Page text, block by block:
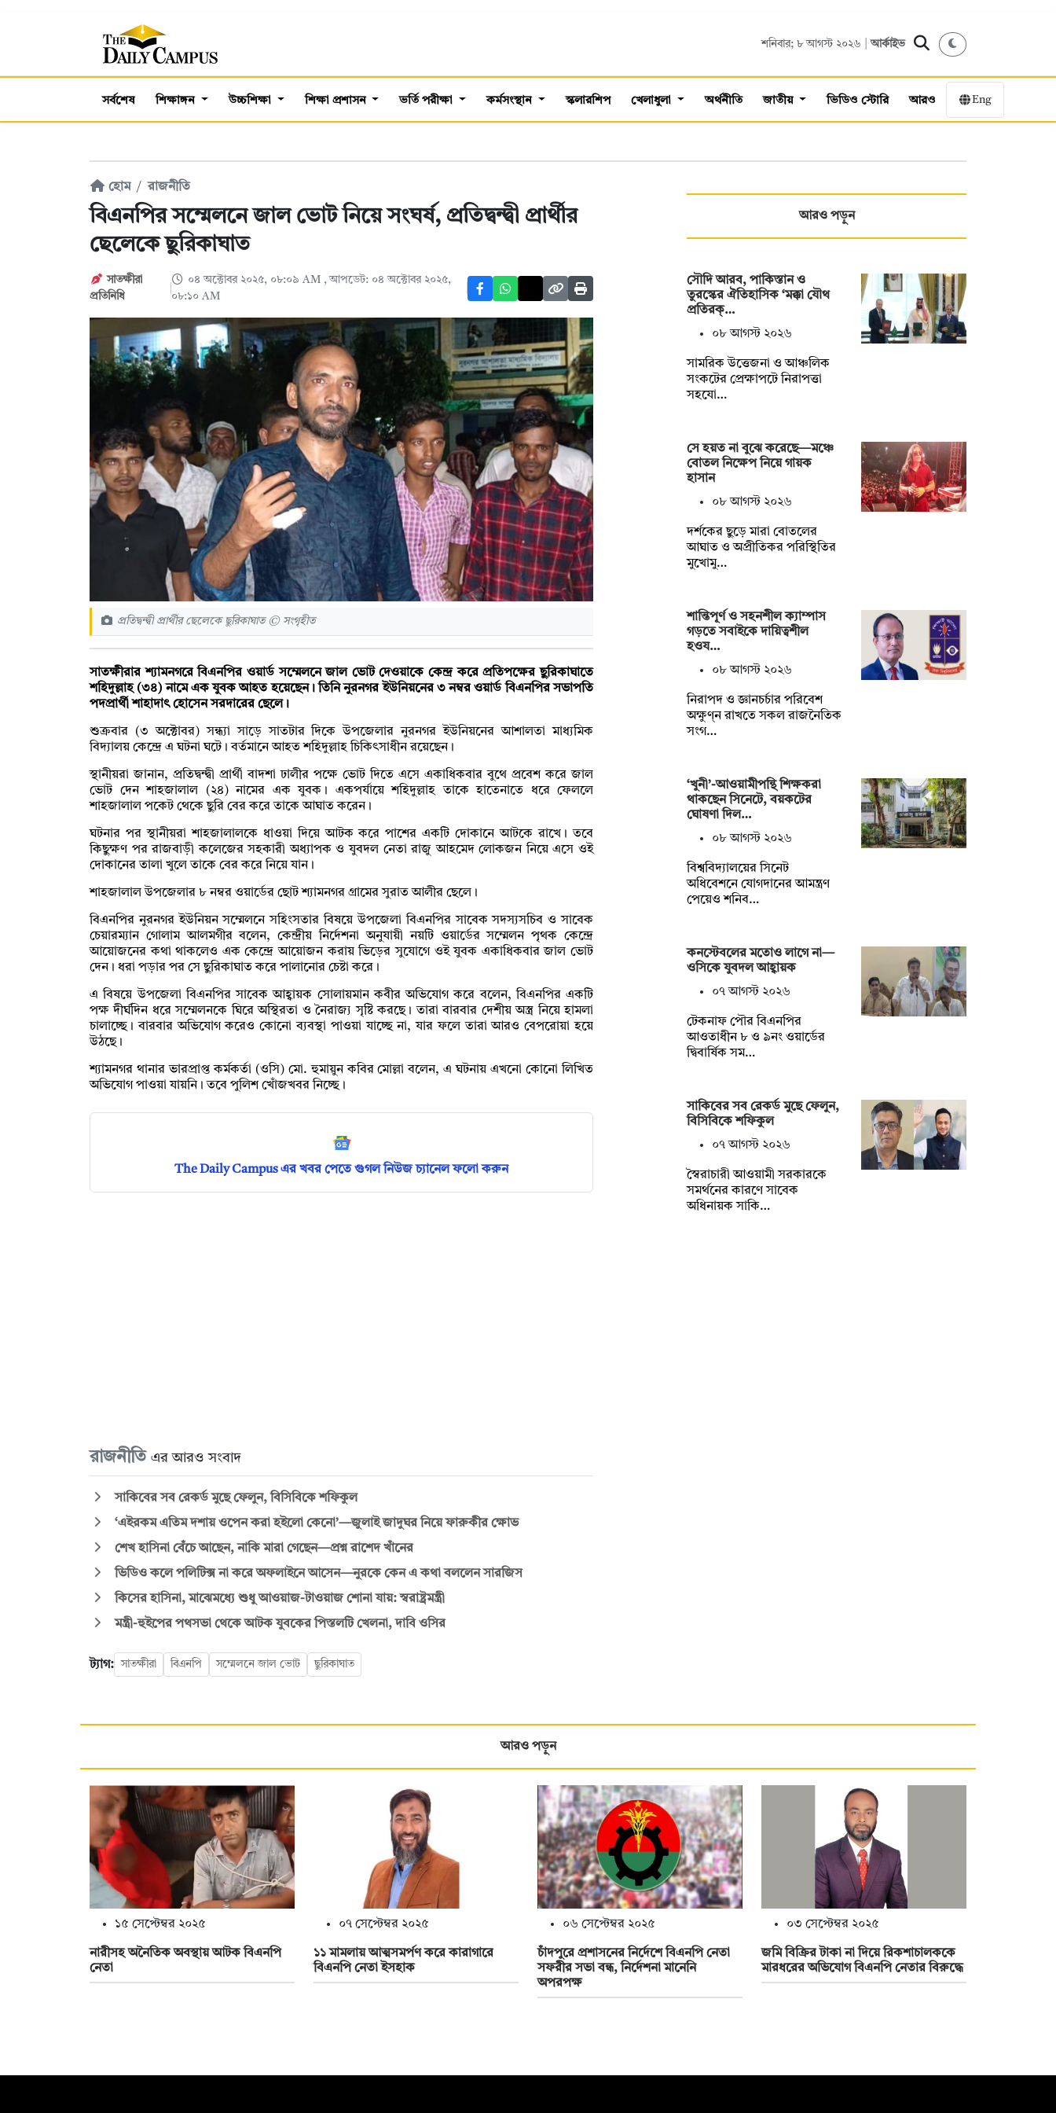
শনিবার; ৮ আগস্ট ২০২৬ |আর্কাইভ
সর্বশেষ শিক্ষাঙ্গন উচ্চশিক্ষা শিক্ষা প্রশাসন ভর্তি পরীক্ষা কর্মসংস্থান স্কলারশিপ খেলাধুলা অর্থনীতি জাতীয় ভিডিও স্টোরি আরও Eng
হোম রাজনীতি
বিএনপির সম্মেলনে জাল ভোট নিয়ে সংঘর্ষ, প্রতিদ্বন্দ্বী প্রার্থীর
ছেলেকে ছুরিকাঘাত
সাতক্ষীরা
প্রতিনিধি
০৪ অক্টোবর ২০২৫, ০৮:০৯ AM , আপডেট: ০৪ অক্টোবর ২০২৫,
০৮:১০ AM
প্রতিদ্বন্দ্বী প্রার্থীর ছেলেকে ছুরিকাঘাত © সংগৃহীত
সাতক্ষীরার শ্যামনগরে বিএনপির ওয়ার্ড সম্মেলনে জাল ভোট দেওয়াকে কেন্দ্র করে প্রতিপক্ষের ছুরিকাঘাতে
শহিদুল্লাহ (৩৪) নামে এক যুবক আহত হয়েছেন। তিনি নুরনগর ইউনিয়নের ৩ নম্বর ওয়ার্ড বিএনপির সভাপতি
পদপ্রার্থী শাহাদাৎ হোসেন সরদারের ছেলে।
শুক্রবার (৩ অক্টোবর) সন্ধ্যা সাড়ে সাতটার দিকে উপজেলার নুরনগর ইউনিয়নের আশালতা মাধ্যমিক
বিদ্যালয় কেন্দ্রে এ ঘটনা ঘটে। বর্তমানে আহত শহিদুল্লাহ চিকিৎসাধীন রয়েছেন।
স্থানীয়রা জানান, প্রতিদ্বন্দ্বী প্রার্থী বাদশা ঢালীর পক্ষে ভোট দিতে এসে একাধিকবার বুথে প্রবেশ করে জাল
ভোট দেন শাহজালাল (২৪) নামের এক যুবক। একপর্যায়ে শহিদুল্লাহ তাকে হাতেনাতে ধরে ফেললে
শাহজালাল পকেট থেকে ছুরি বের করে তাকে আঘাত করেন।
ঘটনার পর স্থানীয়রা শাহজালালকে ধাওয়া দিয়ে আটক করে পাশের একটি দোকানে আটকে রাখে। তবে
কিছুক্ষণ পর রাজবাড়ী কলেজের সহকারী অধ্যাপক ও যুবদল নেতা রাজু আহমেদ লোকজন নিয়ে এসে ওই
দোকানের তালা খুলে তাকে বের করে নিয়ে যান।
শাহজালাল উপজেলার ৮ নম্বর ওয়ার্ডের ছোট শ্যামনগর গ্রামের সুরাত আলীর ছেলে।
বিএনপির নুরনগর ইউনিয়ন সম্মেলনে সহিংসতার বিষয়ে উপজেলা বিএনপির সাবেক সদস্যসচিব ও সাবেক
চেয়ারম্যান গোলাম আলমগীর বলেন, কেন্দ্রীয় নির্দেশনা অনুযায়ী নয়টি ওয়ার্ডের সম্মেলন পৃথক কেন্দ্রে
আয়োজনের কথা থাকলেও এক কেন্দ্রে আয়োজন করায় ভিড়ের সুযোগে ওই যুবক একাধিকবার জাল ভোট
দেন। ধরা পড়ার পর সে ছুরিকাঘাত করে পালানোর চেষ্টা করে।
এ বিষয়ে উপজেলা বিএনপির সাবেক আহ্বায়ক সোলায়মান কবীর অভিযোগ করে বলেন, বিএনপির একটি
পক্ষ দীর্ঘদিন ধরে সম্মেলনকে ঘিরে অস্থিরতা ও নৈরাজ্য সৃষ্টি করছে। তারা বারবার দেশীয় অস্ত্র নিয়ে হামলা
চালাচ্ছে। বারবার অভিযোগ করেও কোনো ব্যবস্থা পাওয়া যাচ্ছে না, যার ফলে তারা আরও বেপরোয়া হয়ে
উঠছে।
শ্যামনগর থানার ভারপ্রাপ্ত কর্মকর্তা (ওসি) মো. হুমায়ুন কবির মোল্লা বলেন, এ ঘটনায় এখনো কোনো লিখিত
অভিযোগ পাওয়া যায়নি। তবে পুলিশ খোঁজখবর নিচ্ছে।
The Daily Campus এর খবর পেতে গুগল নিউজ চ্যানেল ফলো করুন
রাজনীতি এর আরও সংবাদ
সাকিবের সব রেকর্ড মুছে ফেলুন, বিসিবিকে শফিকুল
‘এইরকম এতিম দশায় ওপেন করা হইলো কেনো’—জুলাই জাদুঘর নিয়ে ফারুকীর ক্ষোভ
শেখ হাসিনা বেঁচে আছেন, নাকি মারা গেছেন—প্রশ্ন রাশেদ খাঁনের
ভিডিও কলে পলিটিক্স না করে অফলাইনে আসেন—নুরকে কেন এ কথা বললেন সারজিস
কিসের হাসিনা, মাঝেমধ্যে শুধু আওয়াজ-টাওয়াজ শোনা যায়: স্বরাষ্ট্রমন্ত্রী
মন্ত্রী-হুইপের পথসভা থেকে আটক যুবকের পিস্তলটি খেলনা, দাবি ওসির
ট্যাগ: সাতক্ষীরা বিএনপি সম্মেলনে জাল ভোট ছুরিকাঘাত
আরও পড়ুন
সৌদি আরব, পাকিস্তান ও
তুরস্কের ঐতিহাসিক ‘মক্কা যৌথ
প্রতিরক্…
০৮ আগস্ট ২০২৬
সামরিক উত্তেজনা ও আঞ্চলিক
সংকটের প্রেক্ষাপটে নিরাপত্তা
সহযো…
সে হয়ত না ‍বুঝে করেছে—মঞ্চে
বোতল নিক্ষেপ নিয়ে গায়ক
হাসান
০৮ আগস্ট ২০২৬
দর্শকের ছুড়ে মারা বোতলের
আঘাত ও অপ্রীতিকর পরিস্থিতির
মুখোমু…
শান্তিপূর্ণ ও সহনশীল ক্যাম্পাস
গড়তে সবাইকে দায়িত্বশীল
হওয…
০৮ আগস্ট ২০২৬
নিরাপদ ও জ্ঞানচর্চার পরিবেশ
অক্ষুণ্ন রাখতে সকল রাজনৈতিক
সংগ…
‘খুনী’-আওয়ামীপন্থি শিক্ষকরা
থাকছেন সিনেটে, বয়কটের
ঘোষণা দিল…
০৮ আগস্ট ২০২৬
বিশ্ববিদ্যালয়ের সিনেট
অধিবেশনে যোগদানের আমন্ত্রণ
পেয়েও শনিব…
কনস্টেবলের মতোও লাগে না—
ওসিকে যুবদল আহ্বায়ক
০৭ আগস্ট ২০২৬
টেকনাফ পৌর বিএনপির
আওতাধীন ৮ ও ৯নং ওয়ার্ডের
দ্বিবার্ষিক সম…
সাকিবের সব রেকর্ড মুছে ফেলুন,
বিসিবিকে শফিকুল
০৭ আগস্ট ২০২৬
স্বৈরাচারী আওয়ামী সরকারকে
সমর্থনের কারণে সাবেক
অধিনায়ক সাকি…
আরও পড়ুন
১৫ সেপ্টেম্বর ২০২৫
নারীসহ অনৈতিক অবস্থায় আটক বিএনপি
নেতা
০৭ সেপ্টেম্বর ২০২৫
১১ মামলায় আত্মসমর্পণ করে কারাগারে
বিএনপি নেতা ইসহাক
০৬ সেপ্টেম্বর ২০২৫
চাঁদপুরে প্রশাসনের নির্দেশে বিএনপি নেতা
সফরীর সভা বন্ধ, নির্দেশনা মানেনি
অপরপক্ষ
০৩ সেপ্টেম্বর ২০২৫
জমি বিক্রির টাকা না দিয়ে রিকশাচালককে
মারধরের অভিযোগ বিএনপি নেতার বিরুদ্ধে